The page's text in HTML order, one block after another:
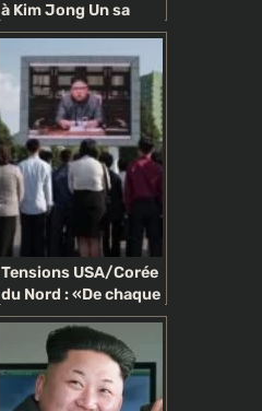
à Kim Jong Un sa
limousine Cadillac
One (vidéo)
Tensions USA/Corée
du Nord : «De chaque
coté, il y a une
volonté de montrer
qu’on est prêt à tout»